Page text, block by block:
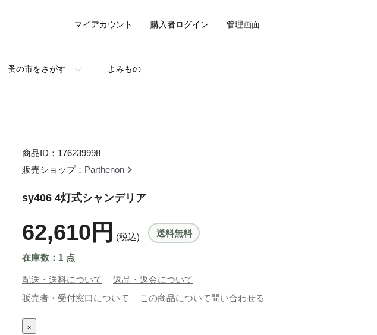
蚤の市をさがす よみもの
マイアカウント 購入者ログイン 管理画面
商品ID：176239998
販売ショップ： Parthenon
sy406 4灯式シャンデリア
62,610円 (税込) 送料無料
在庫数：1 点
配送・送料について
返品・返金について
販売者・受付窓口について
この商品について問い合わせる
×